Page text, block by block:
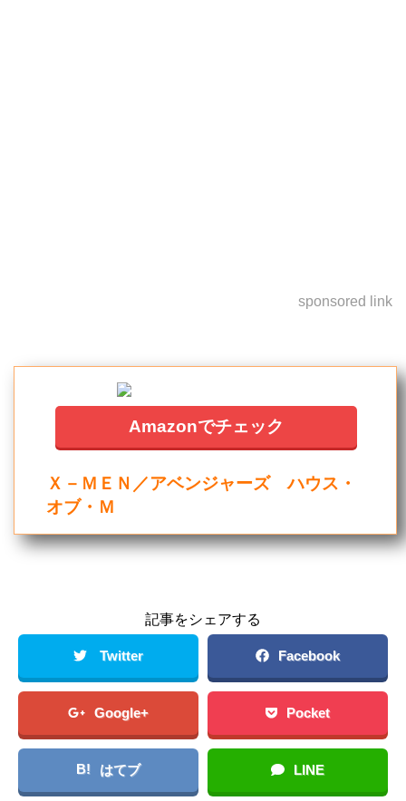
sponsored link
Amazonでチェック
Ｘ－ＭＥＮ／アベンジャーズ ハウス・
オブ・Ｍ
記事をシェアする
Twitter Facebook
Google+ Pocket
B! はてブ LINE